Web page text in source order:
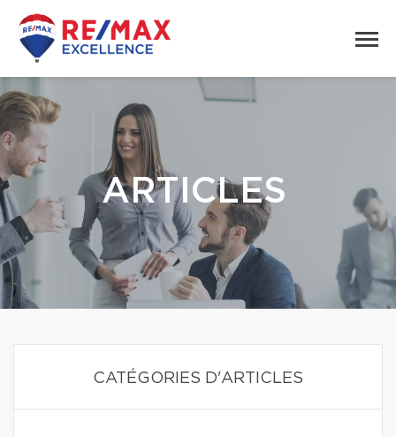
ARTICLES
CATÉGORIES D'ARTICLES